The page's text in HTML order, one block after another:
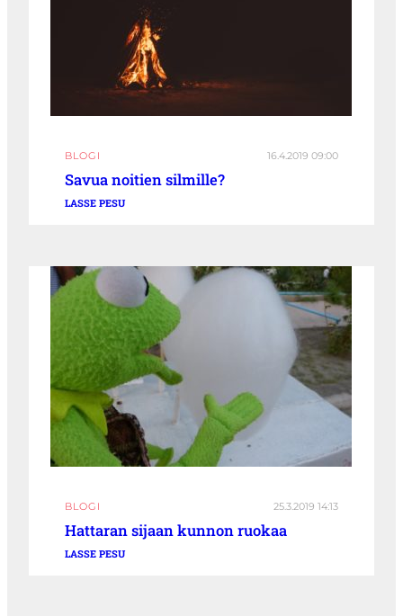
BLOGI 16.4.2019 09:00
Savua noitien silmille?
LASSE PESU
BLOGI 25.3.2019 14:13
Hattaran sijaan kunnon ruokaa
LASSE PESU